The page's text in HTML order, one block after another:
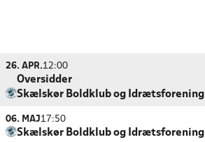
26. APR.12:00
Oversidder
Skælskør Boldklub og Idrætsforening
06. MAJ17:50
Skælskør Boldklub og Idrætsforening